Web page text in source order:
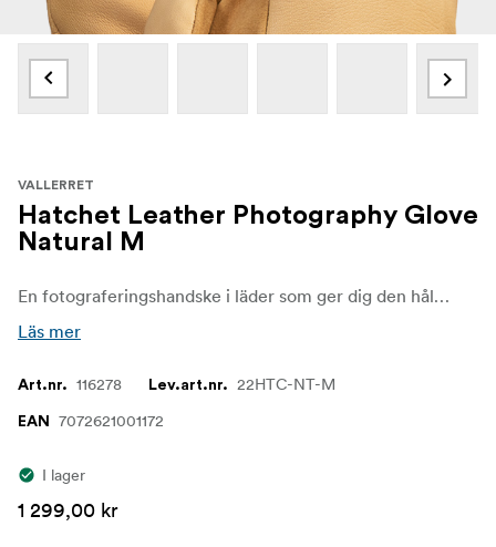
VALLERRET
Hatchet Leather Photography Glove
Natural M
En fotograferingshandske i läder som ger dig den hållbarhet du behöver när ditt fotograferande tar dig ut i vildmarken.
Läs mer
Art.nr. 116278 Lev.art.nr. 22HTC-NT-M
EAN 7072621001172
I lager
1 299,00 kr